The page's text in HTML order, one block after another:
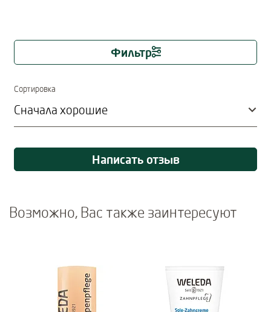
Фильтр
Сортировка
Написать отзыв
Возможно, Вас также заинтересуют